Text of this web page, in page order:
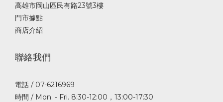
高雄市岡山區民有路23號3樓
門市據點
商店介紹
聯絡我們
電話 / 07-6216969
時間 / Mon. - Fri. 8:30-12:00，13:00-17:30